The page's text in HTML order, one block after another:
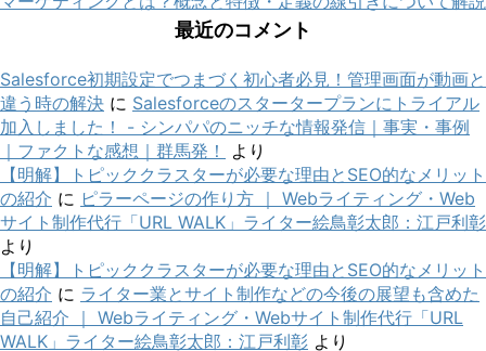
最近のコメント
Salesforce初期設定でつまづく初心者必見！管理画面が動画と
違う時の解決 に Salesforceのスタータープランにトライアル
加入しました！ - シンパパのニッチな情報発信｜事実・事例
｜ファクトな感想｜群馬発！
より
【明解】トピッククラスターが必要な理由とSEO的なメリット
の紹介 に ピラーページの作り方 ｜ Webライティング・Web
サイト制作代行「URL WALK」ライター絵鳥彰太郎：江戸利彰
より
【明解】トピッククラスターが必要な理由とSEO的なメリット
の紹介 に ライター業とサイト制作などの今後の展望も含めた
自己紹介 ｜ Webライティング・Webサイト制作代行「URL
WALK」ライター絵鳥彰太郎：江戸利彰 より